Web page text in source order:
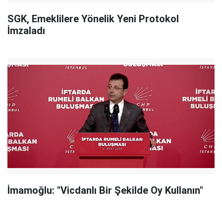
SGK, Emeklilere Yönelik Yeni Protokol
İmzaladı
İmamoğlu: "Vicdanlı Bir Şekilde Oy Kullanın"